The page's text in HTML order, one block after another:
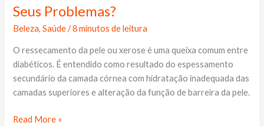
Seus Problemas?
Beleza,Saúde/8 minutos de leitura
O ressecamento da pele ou xerose é uma queixa comum entre
diabéticos. É entendido como resultado do espessamento
secundário da camada córnea com hidratação inadequada das
camadas superiores e alteração da função de barreira da pele.
da
Pele
Ressecada
e
Problemas?
Read More »